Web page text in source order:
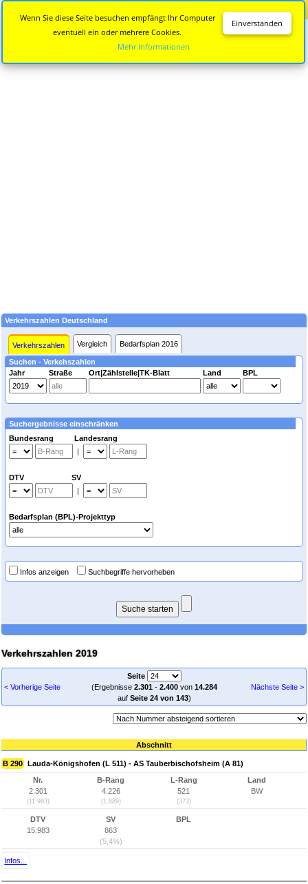
Verkehrszahlen Deutschland
Verkehrszahlen Vergleich Bedarfsplan 2016
Suchen - Verkehszahlen
Jahr
Straße Ort|Zählstelle|TK-Blatt Land BPL
Suchergebnisse einschränken
Bundesrang Landesrang
|
DTV SV
|
Bedarfsplan (BPL)-Projekttyp
Infos anzeigen Suchbegriffe hervorheben
Verkehrszahlen 2019
< Vorherige Seite
Seite
(Ergebnisse 2.301- 2.400von 14.284
auf Seite 24 von 143)
Nächste Seite >
Abschnitt
B 290 Lauda-Königshofen (L 511) - AS Tauberbischofsheim (A 81)
Nr.
2.301
(11.993)
B-Rang
4.226
(1.889)
L-Rang
521
(373)
Land
BW
DTV
15.983
SV
863
(5,4%)
BPL
Infos...
Einverstanden
Wenn Sie diese Seite besuchen empfängt Ihr Computer
eventuell ein oder mehrere Cookies.
Mehr Informationen